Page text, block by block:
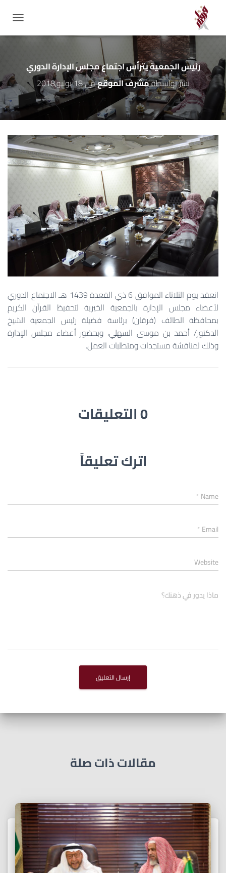
رئيس الجمعية يترأس اجتماع مجلس الإدارة الدوري
نشر بواسطةمشرف الموقعفي18 يوليو,2018
انعقد يوم الثلاثاء الموافق 6 ذي القعدة 1439 هـ الاجتماع الدوري
لأعضاء مجلس الإدارة بالجمعية الخيرية لتحفيظ القرآن الكريم
بمحافظة الطائف (فرقان) برئاسة فضيلة رئيس الجمعية الشيخ
الدكتور/ أحمد بن موسى السهلي، وبحضور أعضاء مجلس الإدارة
وذلك لمناقشة مستجدات ومتطلبات العمل.
0 التعليقات
اترك تعليقاً
Name
*
Email
*
Website
ماذا يدور في ذهنك؟
مقالات ذات صلة